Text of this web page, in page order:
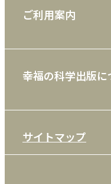
1 英語力の上達
師」レベルの英
最初はひたす
「感動」
「発音の謎解
雑誌
CD
DVD・ブル
ご利用案内
利用規約
特定商取引
プライバシ
幸福の科学出版に
メディア・
サイトマップ